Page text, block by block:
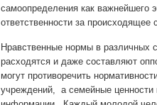
самоопределения как важнейшего
ответственности за
Нравственные нормы в различных
расходятся и даже составляют
могут противоречить
учреждений, а семейные ценности